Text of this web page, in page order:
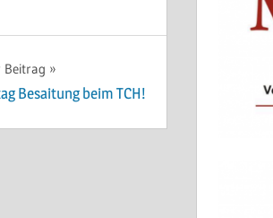
Beitrag
Besaitung beim TCH!